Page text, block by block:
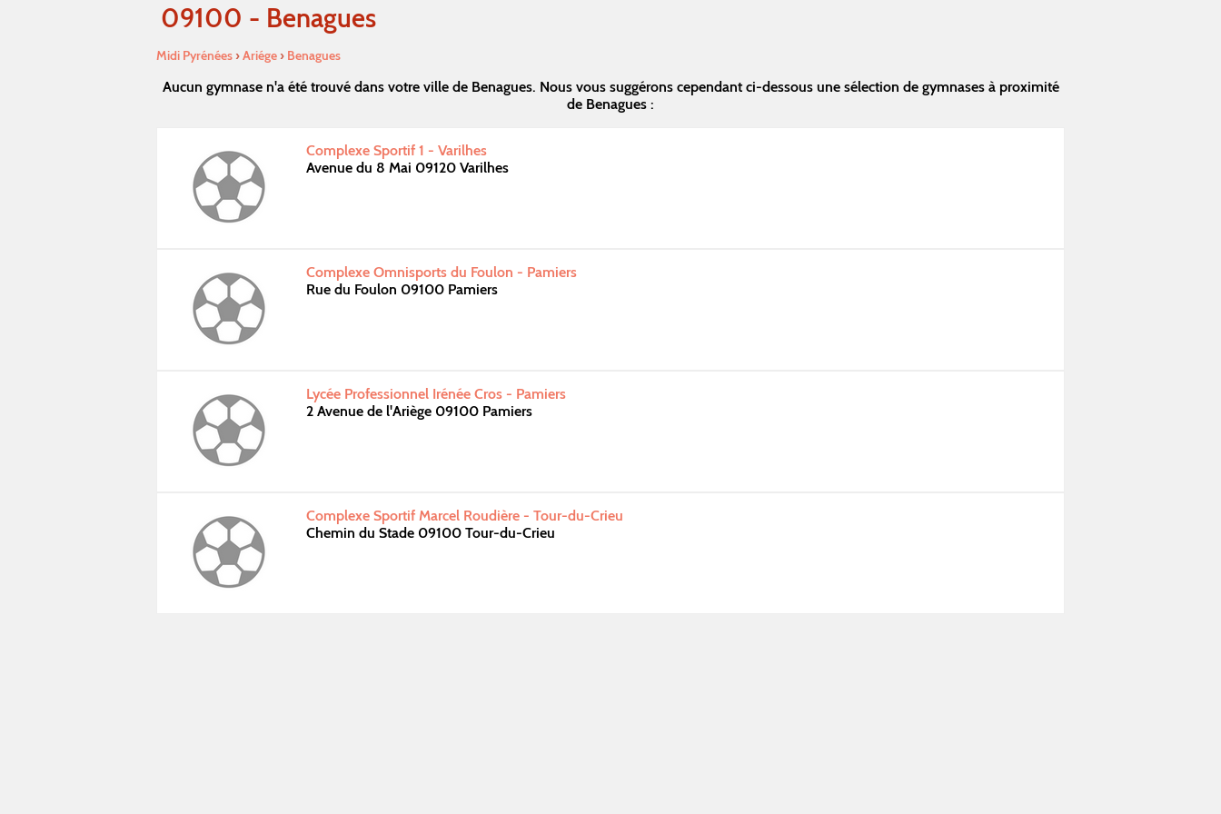
09100 - Benagues
Midi Pyrénées›Ariége› Benagues
Aucun gymnase n'a été trouvé dans votre ville de Benagues. Nous vous suggérons cependant ci-dessous une sélection de gymnases à proximité
de Benagues :
Complexe Sportif 1 - Varilhes
Avenue du 8 Mai 09120 Varilhes
Complexe Omnisports du Foulon - Pamiers
Rue du Foulon 09100 Pamiers
Lycée Professionnel Irénée Cros - Pamiers
2 Avenue de l'Ariège 09100 Pamiers
Complexe Sportif Marcel Roudière - Tour-du-Crieu
Chemin du Stade 09100 Tour-du-Crieu